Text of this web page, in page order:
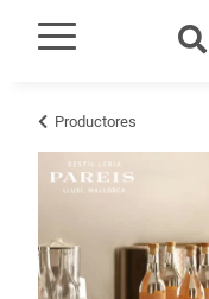
Productores